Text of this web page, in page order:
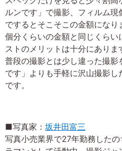
ルンです」で撮影、フィルム現
でするとそこそこの金額にな
個分くらいの金額と同じくらい
ストのメリットは十分にありま
普段の撮影とは少し違った撮
です」よりも手軽に沢山撮影
です。
■写真家： 坂井田富三
写真小売業界で27年勤務した